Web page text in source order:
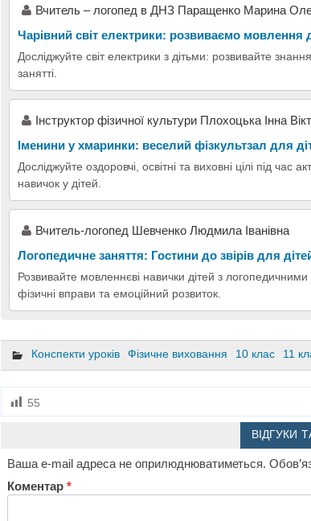
Вчитель – логопед в ДНЗ Паращенко Марина
Чарівний світ електрики: розвиваємо мовлення
Досліджуйте світ електрики з дітьми: розвивайте
занятті.
Інструктор фізичної культури Плохоцька Інна
Іменини у хмаринки: веселий фізкультзал для
Досліджуйте оздоровчі, освітні та виховні цілі під час
навичок у дітей.
Вчитель-логопед Шевченко Людмила Іванівна
Логопедичне заняття: Гостини до звірів для
Розвивайте мовленнєві навички дітей з
фізичні вправи та емоційний розвиток.
Конспекти уроків Фізичне виховання 10 клас 11
55
ВІДГУКИ
Ваша e-mail адреса не оприлюднюватиметься.
Коментар *